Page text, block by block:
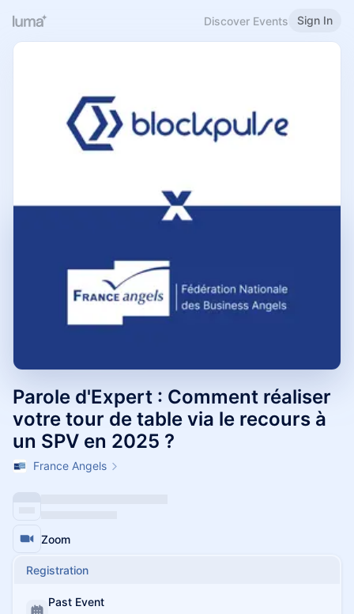
Discover Events Sign In
Parole d'Expert : Comment réaliser
votre tour de table via le recours à
un SPV en 2025 ?
France Angels
Zoom
Registration
Past Event